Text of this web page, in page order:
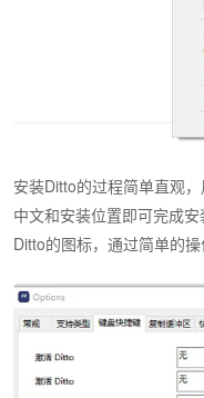
安装Ditto的过程简单直观
中文和安装位置即可完成
Ditto的图标，通过简单的